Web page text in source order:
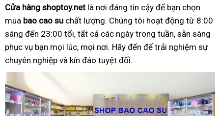
Cửa hàng shoptoy.net là nơi đáng tin cậy để bạn chọn
mua bao cao su chất lượng. Chúng tôi hoạt động từ 8:00
sáng đến 23:00 tối, tất cả các ngày trong tuần, sẵn sàng
phục vụ bạn mọi lúc, mọi nơi. Hãy đến để trải nghiệm sự
chuyên nghiệp và kín đáo tuyệt đối.